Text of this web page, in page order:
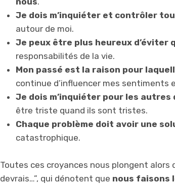
Je dois m’inquiéter et contrôler
autour de moi.
Je peux être plus heureux d’éviter
responsabilités de la vie.
Mon passé est la raison pour
continue d’influencer mes
Je dois m’inquiéter pour les autres
être triste quand ils sont tristes.
Chaque problème doit avoir une
catastrophique.
Toutes ces croyances nous plongent alors
devrais…”, qui dénotent que nous faisons